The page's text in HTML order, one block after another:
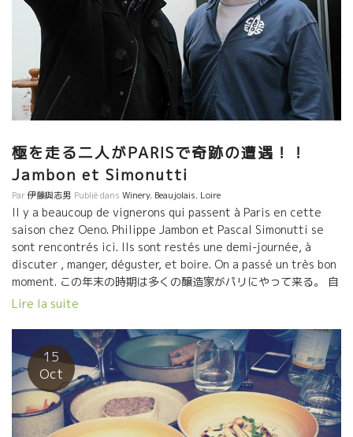
視し続けていくことは不可能だろう。これが世界の潮流になって
きている。 ボルドーのグランクリュ・クラッセの蔵も、カリフォ
ニアの有名ワイナリーも馬で耕したり、SO2の使用を抑えたり、
まるで自然派ワインの蔵が実施してきたことをやり出した。 いい
ことだ！ 地球にとっても、飲み手にとっても。 ≪Vin de mes
Amisヴァン・ド・メ・ザミ（モンペリエ）≫ 自然派ワインの世界
的規模の拡大は凄いものがある。 どの会場に行っても、世界中か
らワインバイヤーが来ていた。 北ヨーロッパの国、デンマーク、
スウェーデン、オランダ、ドイツ、ベルギー。 北米からアメリ
カ、カナダ、アジアからも、勿論、日本、韓国、台湾、中国、 勿
論、地元フランスからは、今は旬の著名レストランのシェフやソ
ムリエ、パリのワインビストロのオ―ナーなど多くのプロフェッ
ショナルが来ていた。 そして、いつも見る熱烈な自然派ワアイン
愛好家ももれなく来ていた。 ≪St Jean , サン・ジャン（アンジ
ェ）旧ルネッサンス・デ・アペラッション≫ 世界中の飲食業界が
注目している中で、 ≪Penitentes, ペニタント（アンジェ）≫
自然派ワインへの批判？ 自然派ワインの一部の醸造家の一部の欠
点だけを取り上げて、“自然派ワイン全体”を批判し続けている妙な
般ワイン雑誌が自然派を美味しいワインとして評価している。 確
かに、自然派ワイン見本市も、トビッキリ美味しワインは１０％
ぐらい。でも３０％は普通に美味しいワインである。 残りのワイ
ンも、美味しいとは言えなくても、普通に喉を通る飲めるワイン
である。 しかし、一般ワイン見本市では、とても飲めないワイン
が９０％、美味しいと思えるのは１０％にも満たない。 どうした
極を走る二人がPARISで奇跡の遭遇！！
Jambon et Simonutti
Par伊藤與志男 Publié dans Winery, Beaujolais, Loire
Il y a beaucoup de vignerons qui passent à Paris en cette
saison chez Oeno. Philippe Jambon et Pascal Simonutti se
sont rencontrés ici. Ils sont restés une demi-journée, à
discuter , manger, déguster, et boire. On a passé un très bon
moment. この年末の時期は多くの醸造家がパリにやって来る。 自
然派の極を走る２人が偶然に、いや必然的にCPV事務所で奇跡の
カル・シモヌッティの二人だ。 弁当昼食（パリで日本弁当が買え
る）、食べながら、約２０本のワインをブラインドテースティン
グ、この一年あったことなど、それぞれの“今”を５時間ほど語り合
いました。 それぞれが、悩み、問題を抱えながら頑張っている。
フィリップの奥さんカトリーヌが名言。 『問題、悩みを持ってい
ない人など世の仲に存在しないわ。皆』と笑い飛ばした。 ５０歳
Lire la suite
15
Oct